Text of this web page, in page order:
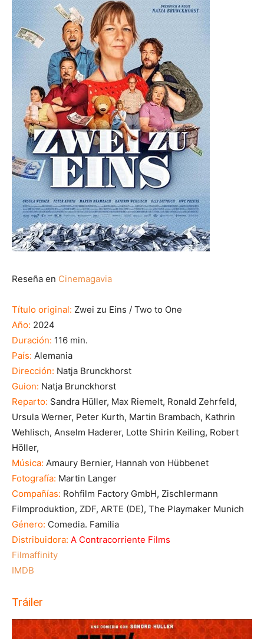
Reseña en Cinemagavia
Título original: Zwei zu Eins / Two to One
Año: 2024
Duración: 116 min.
País: Alemania
Dirección: Natja Brunckhorst
Guion: Natja Brunckhorst
Reparto: Sandra Hüller, Max Riemelt, Ronald Zehrfeld,
Ursula Werner, Peter Kurth, Martin Brambach, Kathrin
Wehlisch, Anselm Haderer, Lotte Shirin Keiling, Robert
Höller,
Música: Amaury Bernier, Hannah von Hübbenet
Fotografía: Martin Langer
Compañías: Rohfilm Factory GmbH, Zischlermann
Filmproduktion, ZDF, ARTE (DE), The Playmaker Munich
Género: Comedia. Familia
Distribuidora: A Contracorriente Films
Filmaffinity
IMDB
Tráiler